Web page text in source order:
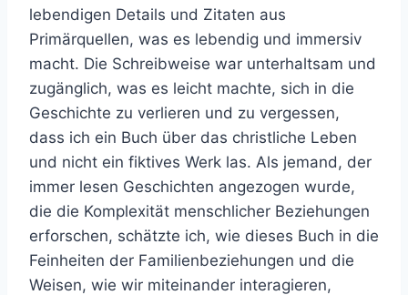
lebendigen Details und Zitaten aus
Primärquellen, was es lebendig und immersiv
macht. Die Schreibweise war unterhaltsam und
zugänglich, was es leicht machte, sich in die
Geschichte zu verlieren und zu vergessen,
dass ich ein Buch über das christliche Leben
und nicht ein fiktives Werk las. Als jemand, der
immer lesen Geschichten angezogen wurde,
die die Komplexität menschlicher Beziehungen
erforschen, schätzte ich, wie dieses Buch in die
Feinheiten der Familienbeziehungen und die
Weisen, wie wir miteinander interagieren,